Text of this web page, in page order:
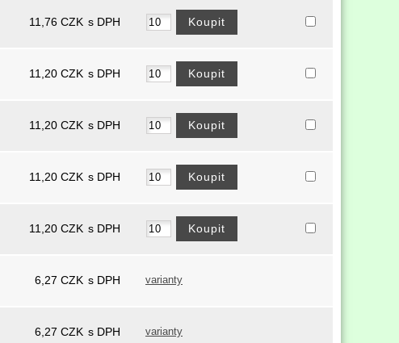
11,76 CZK s DPH
11,20 CZK s DPH
11,20 CZK s DPH
11,20 CZK s DPH
11,20 CZK s DPH
6,27 CZK s DPH varianty
6,27 CZK s DPH varianty